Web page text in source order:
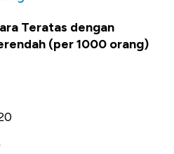
Teratas dengan
(per 1000 orang)